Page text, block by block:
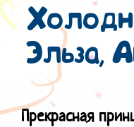
Эльза,
Прекрасная